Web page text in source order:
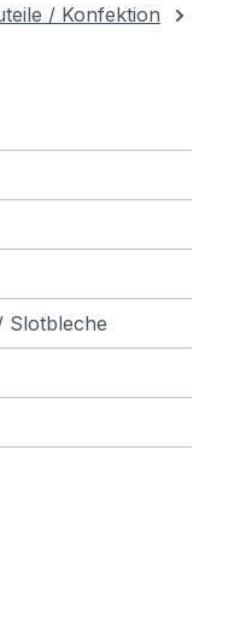
/ Konfektion
Slotbleche